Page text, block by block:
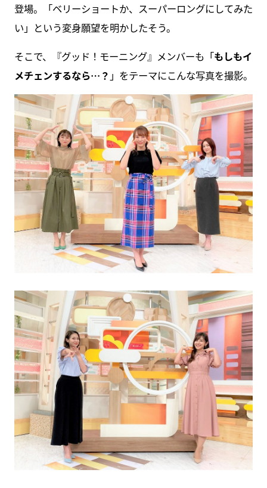
登場。「ベリーショートか、スーパーロングにしてみた
い」という変身願望を明かしたそう。
そこで、『グッド！モーニング』メンバーも「もしもイ
メチェンするなら…？ 」をテーマにこんな写真を撮影。